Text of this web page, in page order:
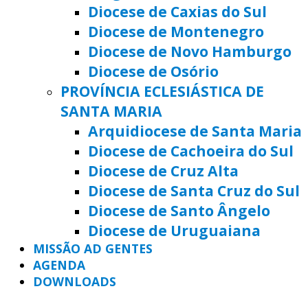
Diocese de Caxias do Sul
Diocese de Montenegro
Diocese de Novo Hamburgo
Diocese de Osório
PROVÍNCIA ECLESIÁSTICA DE
SANTA MARIA
Arquidiocese de Santa Maria
Diocese de Cachoeira do Sul
Diocese de Cruz Alta
Diocese de Santa Cruz do Sul
Diocese de Santo Ângelo
Diocese de Uruguaiana
MISSÃO AD GENTES
AGENDA
DOWNLOADS